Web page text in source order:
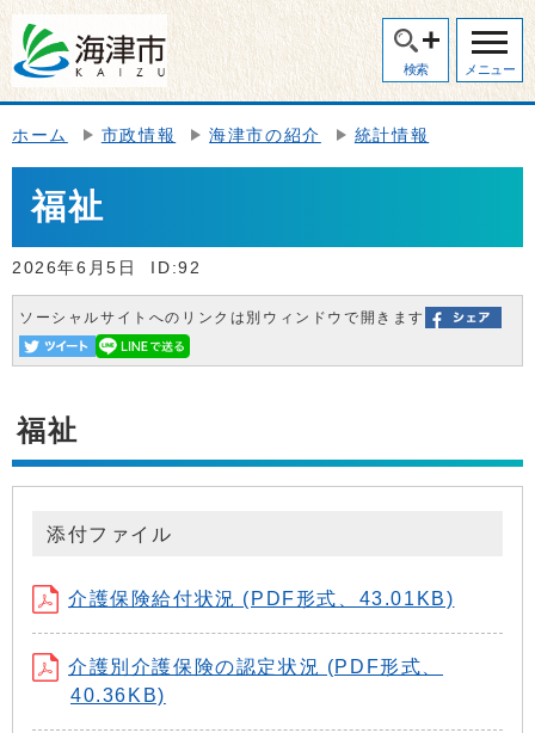
検索 メニュー
ホーム 市政情報 海津市の紹介 統計情報
福祉
2026年6月5日 ID:92
ソーシャルサイトへのリンクは別ウィンドウで開きます
福祉
添付ファイル
介護保険給付状況 (PDF形式、43.01KB)
介護別介護保険の認定状況 (PDF形式、
40.36KB)